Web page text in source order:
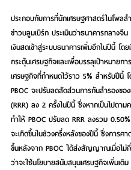
ประกอบกับการที่นักเศรษฐศาสตร์ในโพล
ข่าวบลูมเบิร์ก ประเมินว่าธนาคารกลางจี
เงินสดเข้าสู่ระบบธนาคารเพิ่มอีกในปีนี้ โด
กระตุ้นเศรษฐกิจและเพื่อบรรลุเป้าหมายกา
เศรษฐกิจที่กำหนดไว้ราว 5% สำหรับปีนี้
PBOC จะปรับลดสัดส่วนการกันสำรองข
(RRR) ลง 2 ครั้งในปีนี้ ซึ่งหากเป็นไปตา
ทำให้ PBOC ปรับลด RRR ลงรวม
จะเกิดขึ้นในช่วงครึ่งหลังของปีนี้ ซึ่งการค
ขึ้นหลังจาก PBOC ได้ส่งสัญญาณเมื่อไม่
ว่าจะใช้นโยบายสนับสนุนเศรษฐกิจเพิ่มเติ